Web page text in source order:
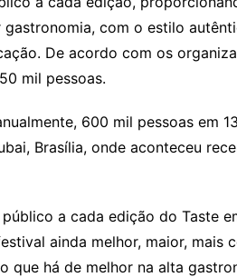
gastronomia, com o estilo
De acordo com os
mil pessoas.
600 mil pessoas em
Brasília, onde aconteceu
a cada edição do Taste
ainda melhor, maior, mais
que há de melhor na alta